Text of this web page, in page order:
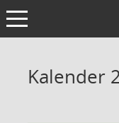
Toggle navigation
Kalender